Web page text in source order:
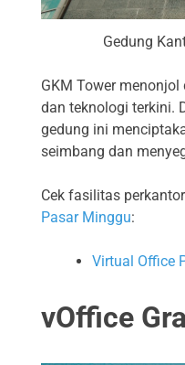
Gedung
GKM Tower
dan teknologi terkini.
gedung ini
seimbang dan
Cek fasilitas
Pasar Minggu:
Virtual Office
vOffice